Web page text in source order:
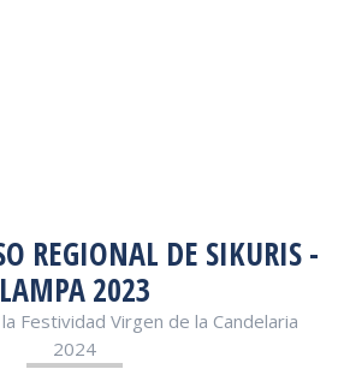
REGIONAL DE SIKURIS -
LAMPA 2023
Festividad Virgen de la Candelaria
2024